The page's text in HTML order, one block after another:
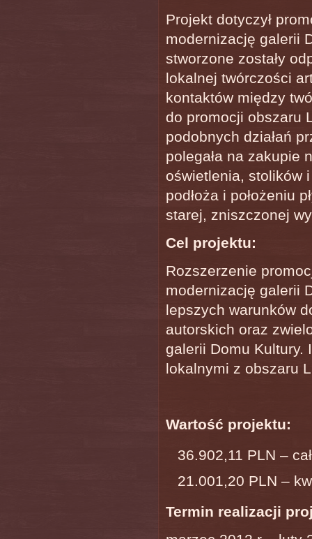
Projekt dotyczył
modernizację galerii
stworzone zostały
lokalnej twórczości
kontaktów między
do promocji obszaru
podobnych działań
polegała na zakupie
oświetlenia, stolików
podłoża i położeniu
starej, zniszczonej
Cel projektu:
Rozszerzenie
modernizację galerii
lepszych warunków
autorskich oraz
galerii Domu Kultury.
lokalnymi z obszaru
Wartość projektu:
36.902,11 PLN –
21.001,20 PLN –
Termin realizacji